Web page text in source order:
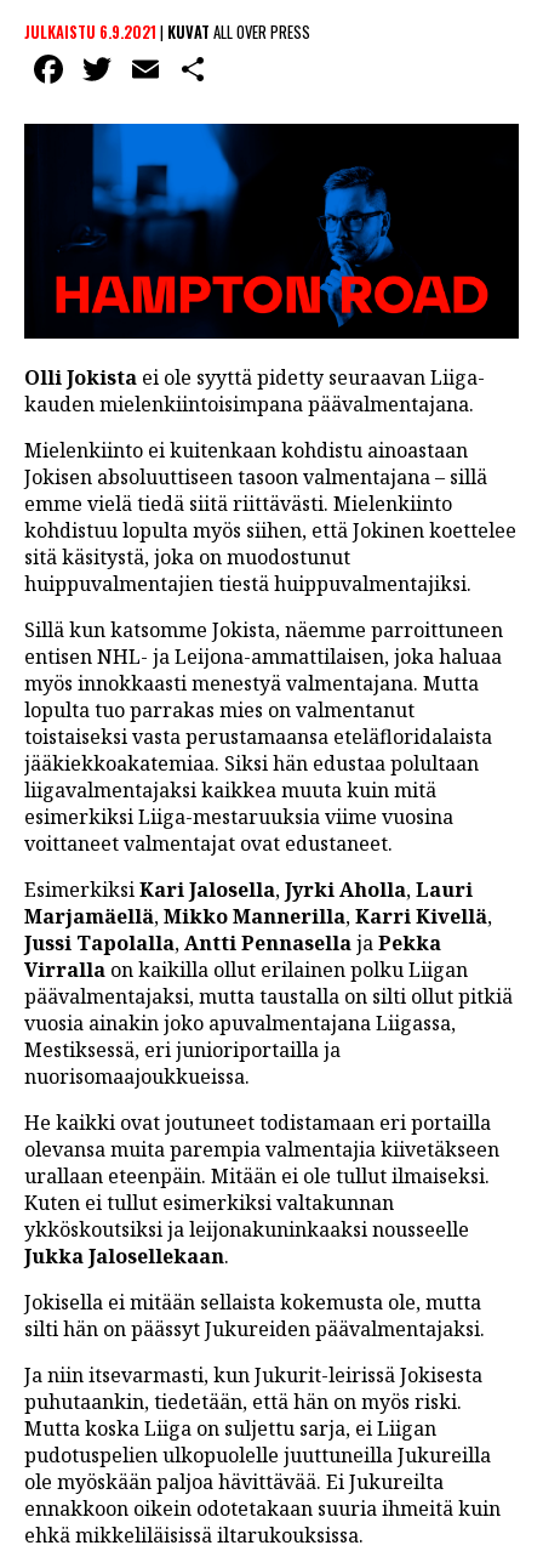
JULKAISTU 6.9.2021 | KUVAT ALL OVER PRESS
Facebook
Twitter
Email
Olli Jokista ei ole syyttä pidetty seuraavan Liiga-
kauden mielenkiintoisimpana päävalmentajana.
Mielenkiinto ei kuitenkaan kohdistu ainoastaan
Jokisen absoluuttiseen tasoon valmentajana – sillä
emme vielä tiedä siitä riittävästi. Mielenkiinto
kohdistuu lopulta myös siihen, että Jokinen koettelee
sitä käsitystä, joka on muodostunut
huippuvalmentajien tiestä huippuvalmentajiksi.
Sillä kun katsomme Jokista, näemme parroittuneen
entisen NHL- ja Leijona-ammattilaisen, joka haluaa
myös innokkaasti menestyä valmentajana. Mutta
lopulta tuo parrakas mies on valmentanut
toistaiseksi vasta perustamaansa eteläfloridalaista
jääkiekkoakatemiaa. Siksi hän edustaa polultaan
liigavalmentajaksi kaikkea muuta kuin mitä
esimerkiksi Liiga-mestaruuksia viime vuosina
voittaneet valmentajat ovat edustaneet.
EsimerkiksiKari Jalosella,Jyrki Aholla,Lauri
Marjamäellä,Mikko Mannerilla,Karri Kivellä,
Jussi Tapolalla,Antti PennasellajaPekka
Virralla on kaikilla ollut erilainen polku Liigan
päävalmentajaksi, mutta taustalla on silti ollut pitkiä
vuosia ainakin joko apuvalmentajana Liigassa,
Mestiksessä, eri junioriportailla ja
nuorisomaajoukkueissa.
He kaikki ovat joutuneet todistamaan eri portailla
olevansa muita parempia valmentajia kiivetäkseen
urallaan eteenpäin. Mitään ei ole tullut ilmaiseksi.
Kuten ei tullut esimerkiksi valtakunnan
ykköskoutsiksi ja leijonakuninkaaksi nousseelle
Jukka Jalosellekaan.
Jokisella ei mitään sellaista kokemusta ole, mutta
silti hän on päässyt Jukureiden päävalmentajaksi.
Ja niin itsevarmasti, kun Jukurit-leirissä Jokisesta
puhutaankin, tiedetään, että hän on myös riski.
Mutta koska Liiga on suljettu sarja, ei Liigan
pudotuspelien ulkopuolelle juuttuneilla Jukureilla
ole myöskään paljoa hävittävää. Ei Jukureilta
ennakkoon oikein odotetakaan suuria ihmeitä kuin
ehkä mikkeliläisissä iltarukouksissa.